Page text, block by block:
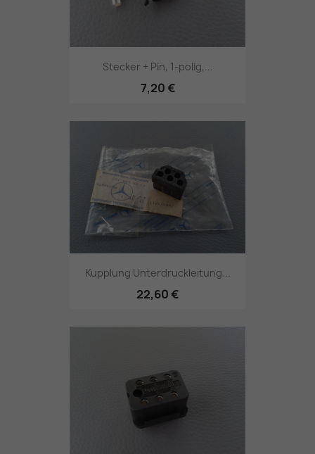
Stecker + Pin, 1-polig,...
7,20 €
Kupplung Unterdruckleitung...
22,60 €